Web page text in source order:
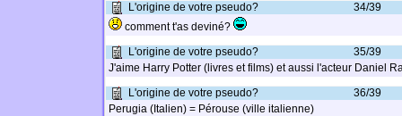
L'origine de votre pseudo?
34/39
comment t'as deviné?
L'origine de votre pseudo?
35/39
J'aime Harry Potter (livres et films) et aussi l'acteur Daniel
L'origine de votre pseudo?
36/39
Perugia (Italien) = Pérouse (ville italienne)